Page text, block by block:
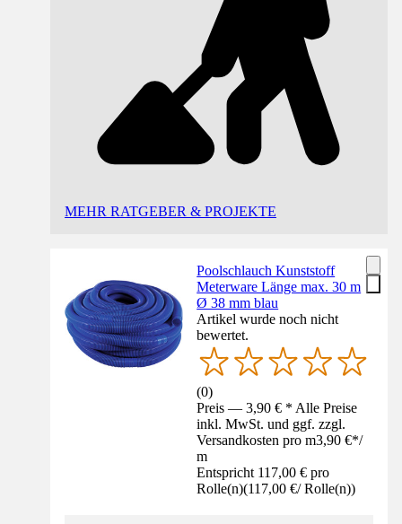
MEHR RATGEBER & PROJEKTE
Poolschlauch Kunststoff
Meterware Länge max. 30 m
Ø 38 mm blau
Artikel wurde noch nicht
bewertet.
(0)
Preis — 3,90 € * Alle Preise
inkl. MwSt. und ggf. zzgl.
Versandkosten pro m3,90 €*/
m
Entspricht 117,00 € pro
Rolle(n)(117,00 €/ Rolle(n))